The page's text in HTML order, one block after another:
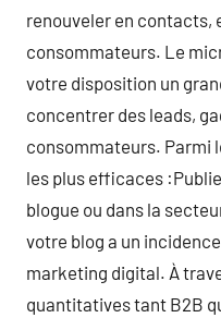
renouveler en contacts,
consommateurs. Le
votre disposition un
concentrer des leads,
consommateurs. Parmi
les plus efficaces
blogue ou dans la
votre blog a un
marketing digital. À
quantitatives tant B2B